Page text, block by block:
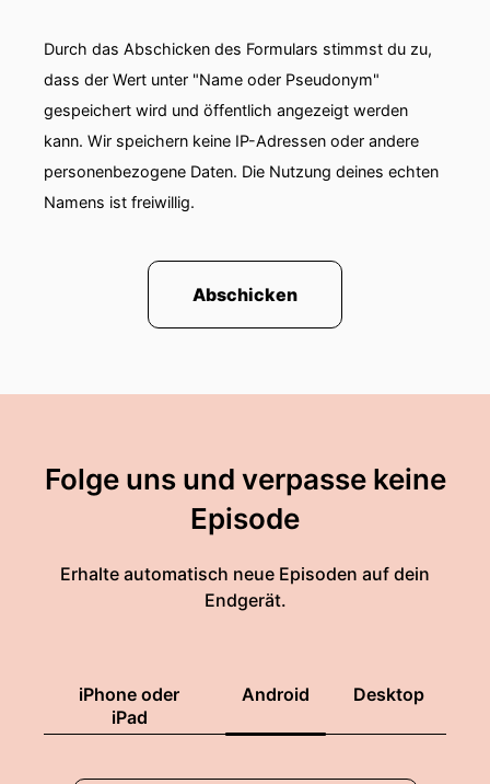
Durch das Abschicken des Formulars stimmst du zu,
dass der Wert unter "Name oder Pseudonym"
gespeichert wird und öffentlich angezeigt werden
kann. Wir speichern keine IP-Adressen oder andere
personenbezogene Daten. Die Nutzung deines echten
Namens ist freiwillig.
Abschicken
Folge uns und verpasse keine
Episode
Erhalte automatisch neue Episoden auf dein
Endgerät.
iPhone oder
iPad
Android Desktop